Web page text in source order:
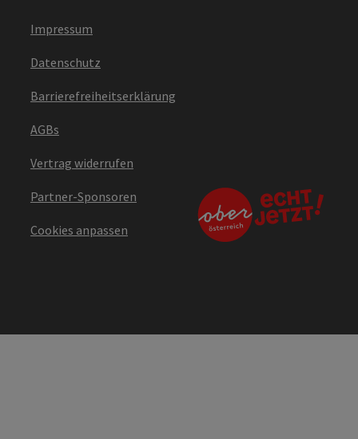
Impressum
Datenschutz
Barrierefreiheitserklärung
AGBs
Vertrag widerrufen
Partner-Sponsoren
Cookies anpassen